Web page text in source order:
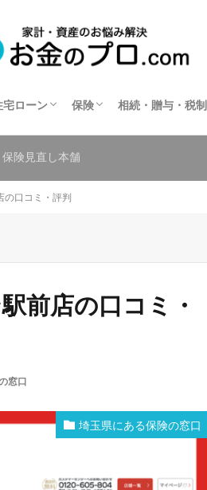
宅ローン
住宅ローン相談
住宅ローンの相談窓口を探す
保険
保険相談
保険の窓口を探す
共済の相談窓口を探す
相続・贈与・税制
保険見直し本舗
の口コミ・評判
前店の口コミ・
窓口
埼玉県にある保険の窓口